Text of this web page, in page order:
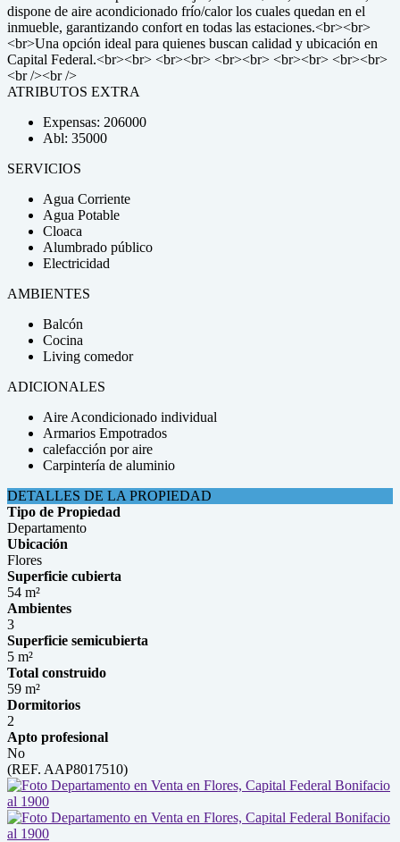
dispone de aire acondicionado frío/calor los cuales quedan en el
inmueble, garantizando confort en todas las estaciones.<br><br>
<br>Una opción ideal para quienes buscan calidad y ubicación en
Capital Federal.<br><br> <br><br> <br><br> <br><br> <br><br>
<br /><br />
ATRIBUTOS EXTRA
Expensas: 206000
Abl: 35000
SERVICIOS
Agua Corriente
Agua Potable
Cloaca
Alumbrado público
Electricidad
AMBIENTES
Balcón
Cocina
Living comedor
ADICIONALES
Aire Acondicionado individual
Armarios Empotrados
calefacción por aire
Carpintería de aluminio
DETALLES DE LA PROPIEDAD
Tipo de Propiedad
Departamento
Ubicación
Flores
Superficie cubierta
54 m²
Ambientes
3
Superficie semicubierta
5 m²
Total construido
59 m²
Dormitorios
2
Apto profesional
No
(REF. AAP8017510)